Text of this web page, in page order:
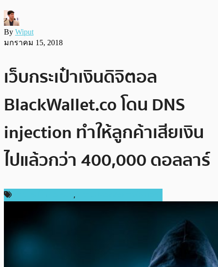
By Wiput
มกราคม 15, 2018
เว็บกระเป๋าเงินดิจิตอล
BlackWallet.co โดน DNS
injection ทำให้ลูกค้าเสียเงิน
ไปแล้วกว่า 400,000 ดอลลาร์
,